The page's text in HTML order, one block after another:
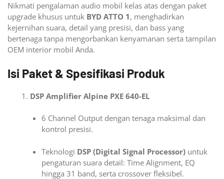
Plug
and
Play
Nikmati pengalaman audio mobil kelas atas dengan paket
upgrade khusus untuk BYD ATTO 1, menghadirkan
kejernihan suara, detail yang presisi, dan bass yang
bertenaga tanpa mengorbankan kenyamanan serta tampilan
OEM interior mobil Anda.
Isi Paket & Spesifikasi Produk
DSP Amplifier Alpine PXE 640-EL
6 Channel Output dengan tenaga maksimal dan
kontrol presisi.
Teknologi DSP (Digital Signal Processor)untuk
pengaturan suara detail: Time Alignment, EQ
hingga 31 band, serta crossover fleksibel.